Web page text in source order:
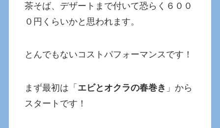
茶そば、デザートまで付いて恐らく６００
０円くらいかと思われます。
とんでもないコストパフォーマンスです！
まず最初は「 エビとオクラの春巻き 」から
スタートです！